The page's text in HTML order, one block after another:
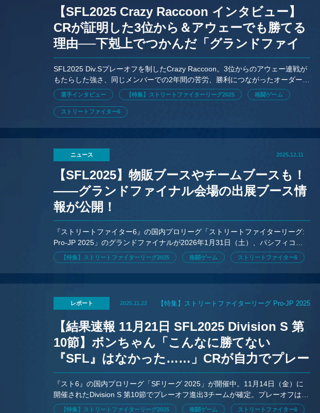
【SFL2025 Crazy Raccoon インタビュー】
CRが証明した3位から＆アウェーでも勝てる
理由──下剋上でつかんだ「グランドファイ
ナル」進出
SFL2025 Div.Sプレーオフを制したCrazy Raccoon。3位からのアウェー連戦が
もたらした強さ、同じメンバーでの2年間の苦労、勝利につながったオーダー、
攻略などSFLの難しさを魅力の詰まったインタビュー。
選手インタビュー 【特集】ストリートファイターリーグ2025 格闘ゲーム
ストリートファイター6
ニュース 2025.12.11
【SFL2025】物販ブースやチームブースも！
——グランドファイナル会場の出展ブース情
報が公開！
『ストリートファイター6』の国内プロリーグ「ストリートファイターリーグ:
Pro-JP 2025」のグランドファイナルが2026年1月31日（土）、パシフィコ横
浜にて開催。開催に伴い、会場の出展ブース情報が公開された。
【特集】ストリートファイターリーグ2025 格闘ゲーム ストリートファイター6
レポート 2025.11.22 【特集】ストリートファイターリーグ Pro-JP 2025
【結果速報 11月21日 SFL2025 Division S 第
10節】ボンちゃん「こんなに勝てない
『SFL』はなかった……」CRが自力でプレー
オフ確定！ G8Sが1位通過
『スト6』の国内プロリーグ「SFリーグ 2025」が開催中。11月14日（金）に
開催されたDivision S 第10節でプレーオフ進出3チームが確定。プレーオフは
NOJとCRが戦い、勝ったチームがG8Sと戦う。
【特集】ストリートファイターリーグ2025 格闘ゲーム ストリートファイター6